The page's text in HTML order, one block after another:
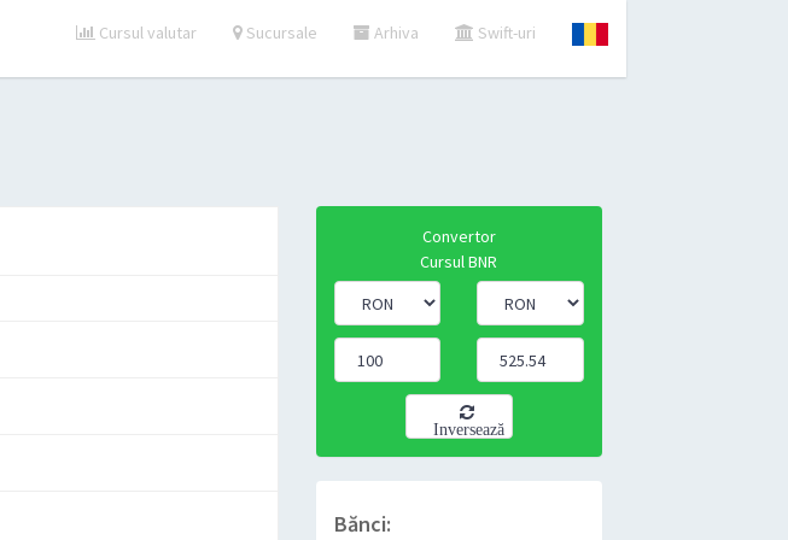
Cursul valutar Sucursale Arhiva Swift-uri
Convertor
Cursul BNR
Inversează
Bănci: